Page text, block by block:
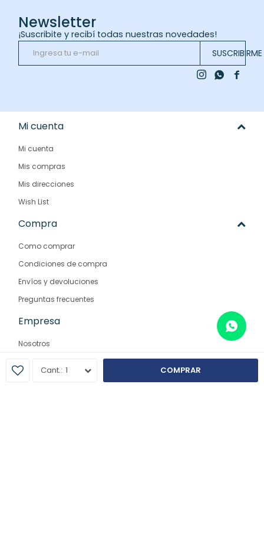
1 COMPRAR
Newsletter
¡Suscribite y recibí todas nuestras novedades!
SUSCRIBIRME

 
Mi cuenta
Mi cuenta
Mis compras
Mis direcciones
Wish List
Compra
Como comprar
Condiciones de compra
Envíos y devoluciones
Preguntas frecuentes
Empresa
Nosotros